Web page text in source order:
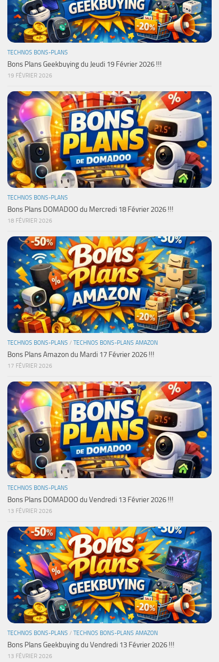
TECHNOS BONS-PLANS
Bons Plans Geekbuying du Jeudi 19 Février 2026 !!!
19 FÉVRIER 2026
TECHNOS BONS-PLANS
Bons Plans DOMADOO du Mercredi 18 Février 2026 !!!
18 FÉVRIER 2026
TECHNOS BONS-PLANS / TECHNOS BONS-PLANS AMAZON
Bons Plans Amazon du Mardi 17 Février 2026 !!!
17 FÉVRIER 2026
TECHNOS BONS-PLANS
Bons Plans DOMADOO du Vendredi 13 Février 2026 !!!
13 FÉVRIER 2026
TECHNOS BONS-PLANS / TECHNOS BONS-PLANS AMAZON
Bons Plans Geekbuying du Vendredi 13 Février 2026 !!!
13 FÉVRIER 2026